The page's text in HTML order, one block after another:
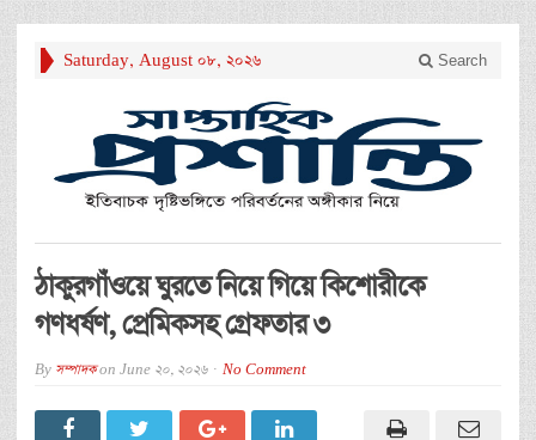
Saturday, August 08, 2026 Search
ঠাকুরগাঁওয়ে ঘুরতে নিয়ে গিয়ে কিশোরীকে
গণধর্ষণ, প্রেমিকসহ গ্রেফতার ৩
By সম্পাদকon June 20, 2026 No Comment